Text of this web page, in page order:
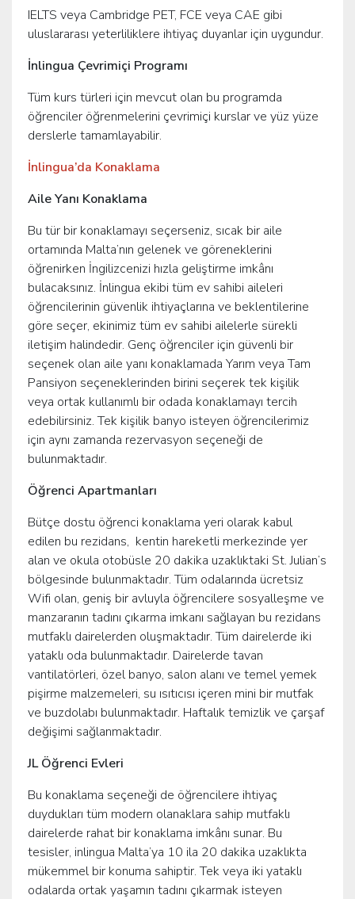
IELTS veya Cambridge PET, FCE veya CAE gibi
uluslararası yeterliliklere ihtiyaç duyanlar için uygundur.
İnlingua Çevrimiçi Programı
Tüm kurs türleri için mevcut olan bu programda
öğrenciler öğrenmelerini çevrimiçi kurslar ve yüz yüze
derslerle tamamlayabilir.
İnlingua’da Konaklama
Aile Yanı Konaklama
Bu tür bir konaklamayı seçerseniz, sıcak bir aile
ortamında Malta’nın gelenek ve göreneklerini
öğrenirken İngilizcenizi hızla geliştirme imkânı
bulacaksınız. İnlingua ekibi tüm ev sahibi aileleri
öğrencilerinin güvenlik ihtiyaçlarına ve beklentilerine
göre seçer, ekinimiz tüm ev sahibi ailelerle sürekli
iletişim halindedir. Genç öğrenciler için güvenli bir
seçenek olan aile yanı konaklamada Yarım veya Tam
Pansiyon seçeneklerinden birini seçerek tek kişilik
veya ortak kullanımlı bir odada konaklamayı tercih
edebilirsiniz. Tek kişilik banyo isteyen öğrencilerimiz
için aynı zamanda rezervasyon seçeneği de
bulunmaktadır.
Öğrenci Apartmanları
Bütçe dostu öğrenci konaklama yeri olarak kabul
edilen bu rezidans, kentin hareketli merkezinde yer
alan ve okula otobüsle 20 dakika uzaklıktaki St. Julian’s
bölgesinde bulunmaktadır. Tüm odalarında ücretsiz
Wifi olan, geniş bir avluyla öğrencilere sosyalleşme ve
manzaranın tadını çıkarma imkanı sağlayan bu rezidans
mutfaklı dairelerden oluşmaktadır. Tüm dairelerde iki
yataklı oda bulunmaktadır. Dairelerde tavan
vantilatörleri, özel banyo, salon alanı ve temel yemek
pişirme malzemeleri, su ısıtıcısı içeren mini bir mutfak
ve buzdolabı bulunmaktadır. Haftalık temizlik ve çarşaf
değişimi sağlanmaktadır.
JL Öğrenci Evleri
Bu konaklama seçeneği de öğrencilere ihtiyaç
duydukları tüm modern olanaklara sahip mutfaklı
dairelerde rahat bir konaklama imkânı sunar. Bu
tesisler, inlingua Malta’ya 10 ila 20 dakika uzaklıkta
mükemmel bir konuma sahiptir. Tek veya iki yataklı
odalarda ortak yaşamın tadını çıkarmak isteyen